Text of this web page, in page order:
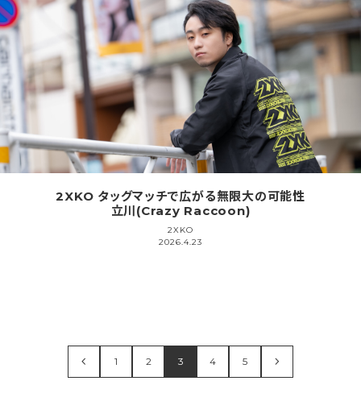
2XKO タッグマッチで広がる無限大の可能性
立川(Crazy Raccoon)
2XKO
2026.4.23
1 2 3 4 5